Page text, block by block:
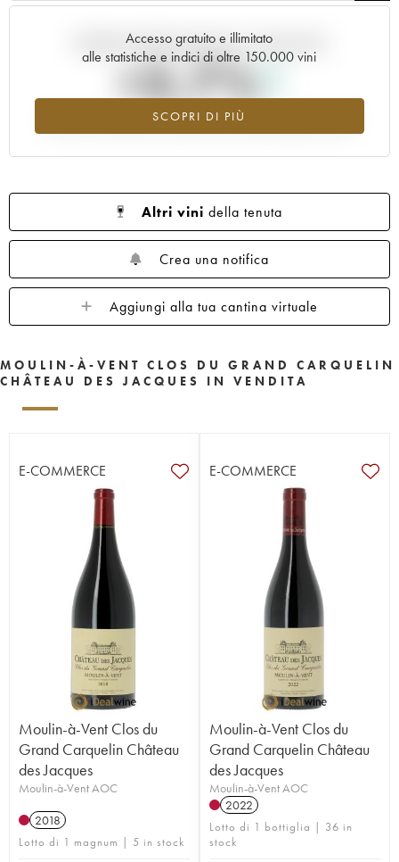
Accesso gratuito e illimitato
alle statistiche e indici di oltre 150.000 vini
SCOPRI DI PIÙ
Andamento della quotazione in tempo reale
+3.7%
Valore in aumento per l'annata 2014 nel 2026 rispetto al 2025
Altri vini della tenuta
Crea una notifica
Aggiungi alla tua cantina virtuale
MOULIN-À-VENT CLOS DU GRAND CARQUELIN
CHÂTEAU DES JACQUES IN VENDITA
E-COMMERCE
Moulin-à-Vent Clos du
Grand Carquelin Château
des Jacques
Moulin-à-Vent AOC
2018
Lotto di 1 magnum | 5 in stock
E-COMMERCE
Moulin-à-Vent Clos du
Grand Carquelin Château
des Jacques
Moulin-à-Vent AOC
2022
Lotto di 1 bottiglia | 36 in
stock